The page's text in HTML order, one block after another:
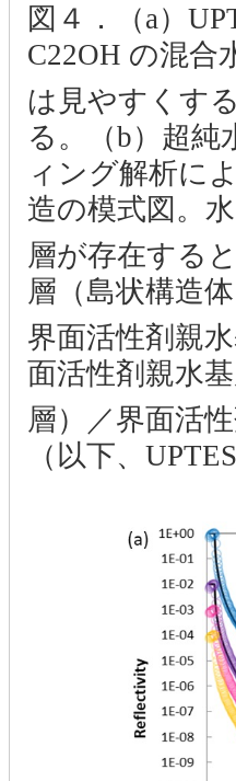
図４．（a）
C22OH の混合
は見やすくす
る。（b）超純
ィング解析に
造の模式図。
層が存在する
層（島状構造
界面活性剤親
面活性剤親水
層）／界面活
（以下、